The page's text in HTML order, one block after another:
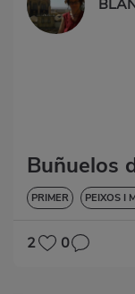
Buñuelos
PRIMER PEIXOS I
2 0